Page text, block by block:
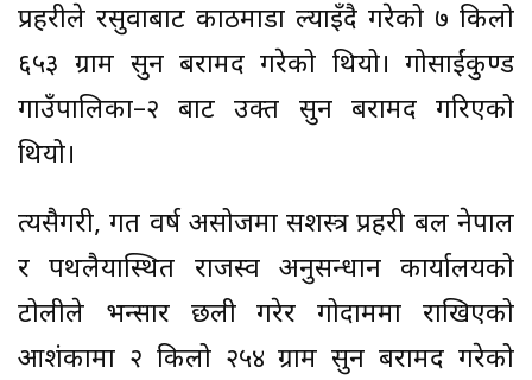
प्रहरीले रसुवाबाट काठमाडौं ल्याइँदै गरेको ७ किलो
६५३ ग्राम सुन बरामद गरेको थियो। गोसाईंकुण्ड
गाउँपालिका–२ बाट उक्त सुन बरामद गरिएको
थियो।
त्यसैगरी, गत वर्ष असोजमा सशस्त्र प्रहरी बल नेपाल
र पथलैयास्थित राजस्व अनुसन्धान कार्यालयको
टोलीले भन्सार छली गरेर गोदाममा राखिएको
आशंकामा २ किलो २५४ ग्राम सुन बरामद गरेको